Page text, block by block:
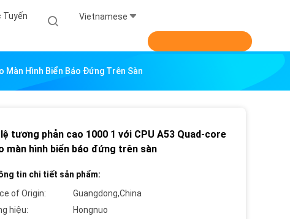
Tuyến Vietnamese
Màn Hình Biển Báo Đứng Trên Sàn
tương phản cao 1000 1 với CPU A53 Quad-core
màn hình biển báo đứng trên sàn
tin chi tiết sản phẩm:
of Origin:
Guangdong,China
hiệu:
Hongnuo